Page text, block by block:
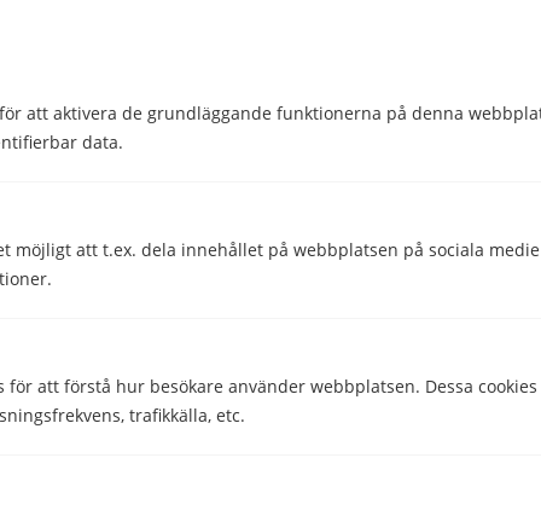
att aktivera de grundläggande funktionerna på denna
data.
möjligt att t.ex. dela innehållet på webbplatsen på sociala
för att förstå hur besökare använder webbplatsen. Dessa
trafikkälla, etc.
Löner och förmåner
Semester
Vara medlem